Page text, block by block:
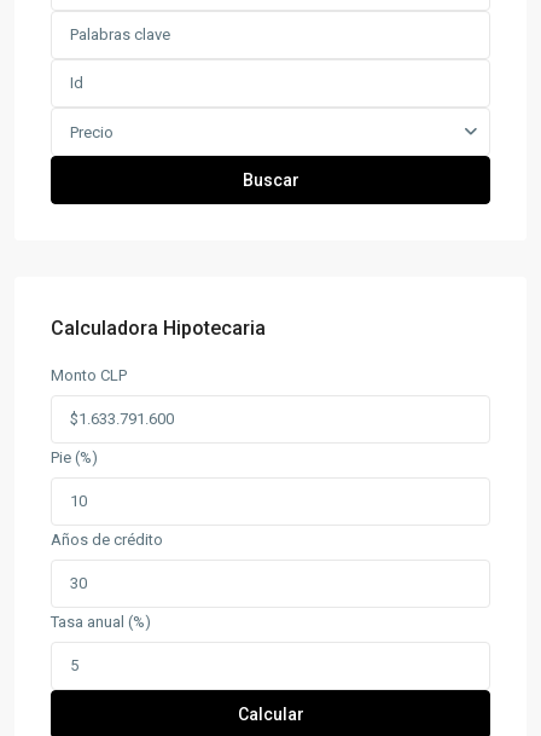
Precio
Buscar
Calculadora Hipotecaria
Monto CLP
Pie (%)
Años de crédito
Tasa anual (%)
Calcular